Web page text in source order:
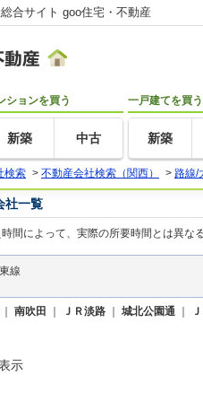
合サイト goo住宅・不動産
ションを買う
新築 中古
一戸建てを買う
新築
検索 > 不動産会社検索（関西） > 路線/
社一覧
間によって、実際の所要時間とは異な
線
｜ 南吹田 ｜ ＪＲ淡路 ｜ 城北公園通 ｜
示